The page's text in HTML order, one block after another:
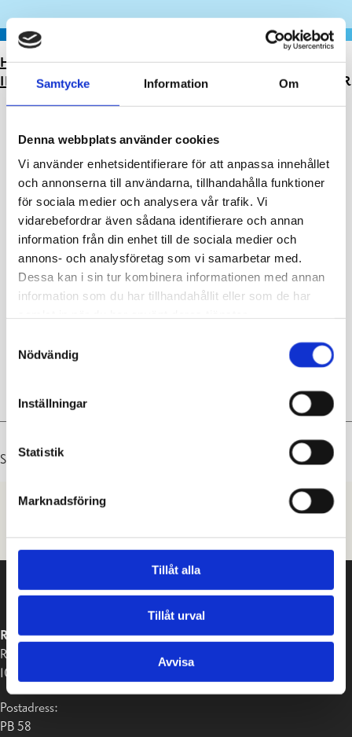
Samtycke Information Om
Denna webbplats använder cookies
Vi använder enhetsidentifierare för att anpassa innehållet
och annonserna till användarna, tillhandahålla funktioner
för sociala medier och analysera vår trafik. Vi
vidarebefordrar även sådana identifierare och annan
information från din enhet till de sociala medier och
annons- och analysföretag som vi samarbetar med.
Dessa kan i sin tur kombinera informationen med annan
information som du har tillhandahållit eller som de har
Nödvändig
Inställningar
Statistik
Marknadsföring
Tillåt alla
Tillåt urval
Avvisa
HEM>IDROTT, HÄLSOMOTION OCH FRILUFTSLIV>
IDROTTSPLATSER OCH BOKNINGAR
TENNISBANOR
Skepparträdgårdens tennisplan
, Bryggerigatan 14,
Senast uppdaterad: 06.08.2026
RASEBORGS STAD
Raseborgsvägen 37
10650 Ekenäs
Postadress:
PB 58